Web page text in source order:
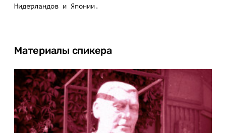
Нидерландов и Японии.
Материалы спикера